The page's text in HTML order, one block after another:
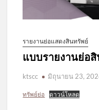
รายงานย่อแสดงสินทรัพย์
แบบรายงานย่อ
ktscc มิถุนายน 23,
ทรัพย์ย่อ ดาวน์โหลด